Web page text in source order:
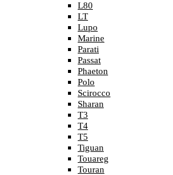
L80
LT
Lupo
Marine
Parati
Passat
Phaeton
Polo
Scirocco
Sharan
T3
T4
T5
Tiguan
Touareg
Touran